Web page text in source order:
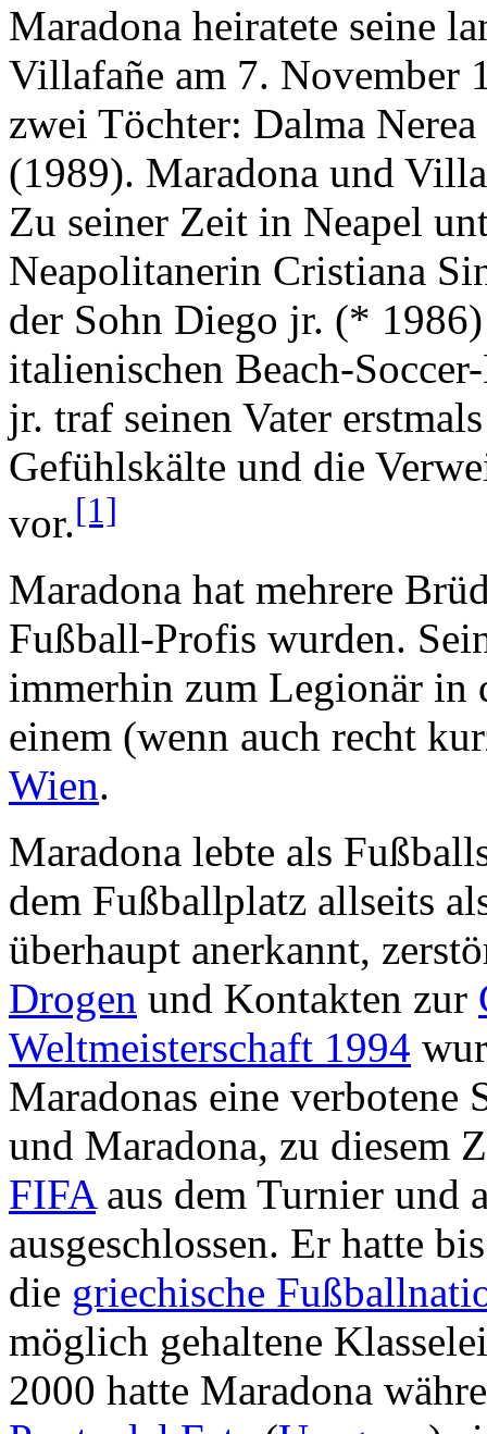
Maradona heiratete seine
Villafañe am 7. November
zwei Töchter: Dalma
(1989). Maradona und
Zu seiner Zeit in Neapel
Neapolitanerin Cristiana
der Sohn Diego jr. (*
italienischen Beach-
jr. traf seinen Vater
Gefühlskälte und die
vor.[1]
Maradona hat mehrere
Fußball-Profis wurden.
immerhin zum Legionär in
einem (wenn auch recht
Wien.
Maradona lebte als
dem Fußballplatz allseits
überhaupt anerkannt,
Drogen und Kontakten zur
Weltmeisterschaft 1994
Maradonas eine verbotene
und Maradona, zu diesem
FIFA aus dem Turnier und
ausgeschlossen. Er hatte
die griechische
möglich gehaltene
2000 hatte Maradona